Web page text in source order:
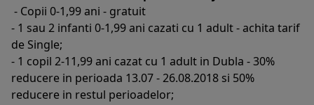
- Copii 0-1,99 ani - gratuit
- 1 sau 2 infanti 0-1,99 ani cazati cu 1 adult - achita tarif
de Single;
- 1 copil 2-11,99 ani cazat cu 1 adult in Dubla - 30%
reducere in perioada 13.07 - 26.08.2018 si 50%
reducere in restul perioadelor;